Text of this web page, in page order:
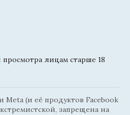
лицам старше 18
(и её продуктов Facebook
запрещена на